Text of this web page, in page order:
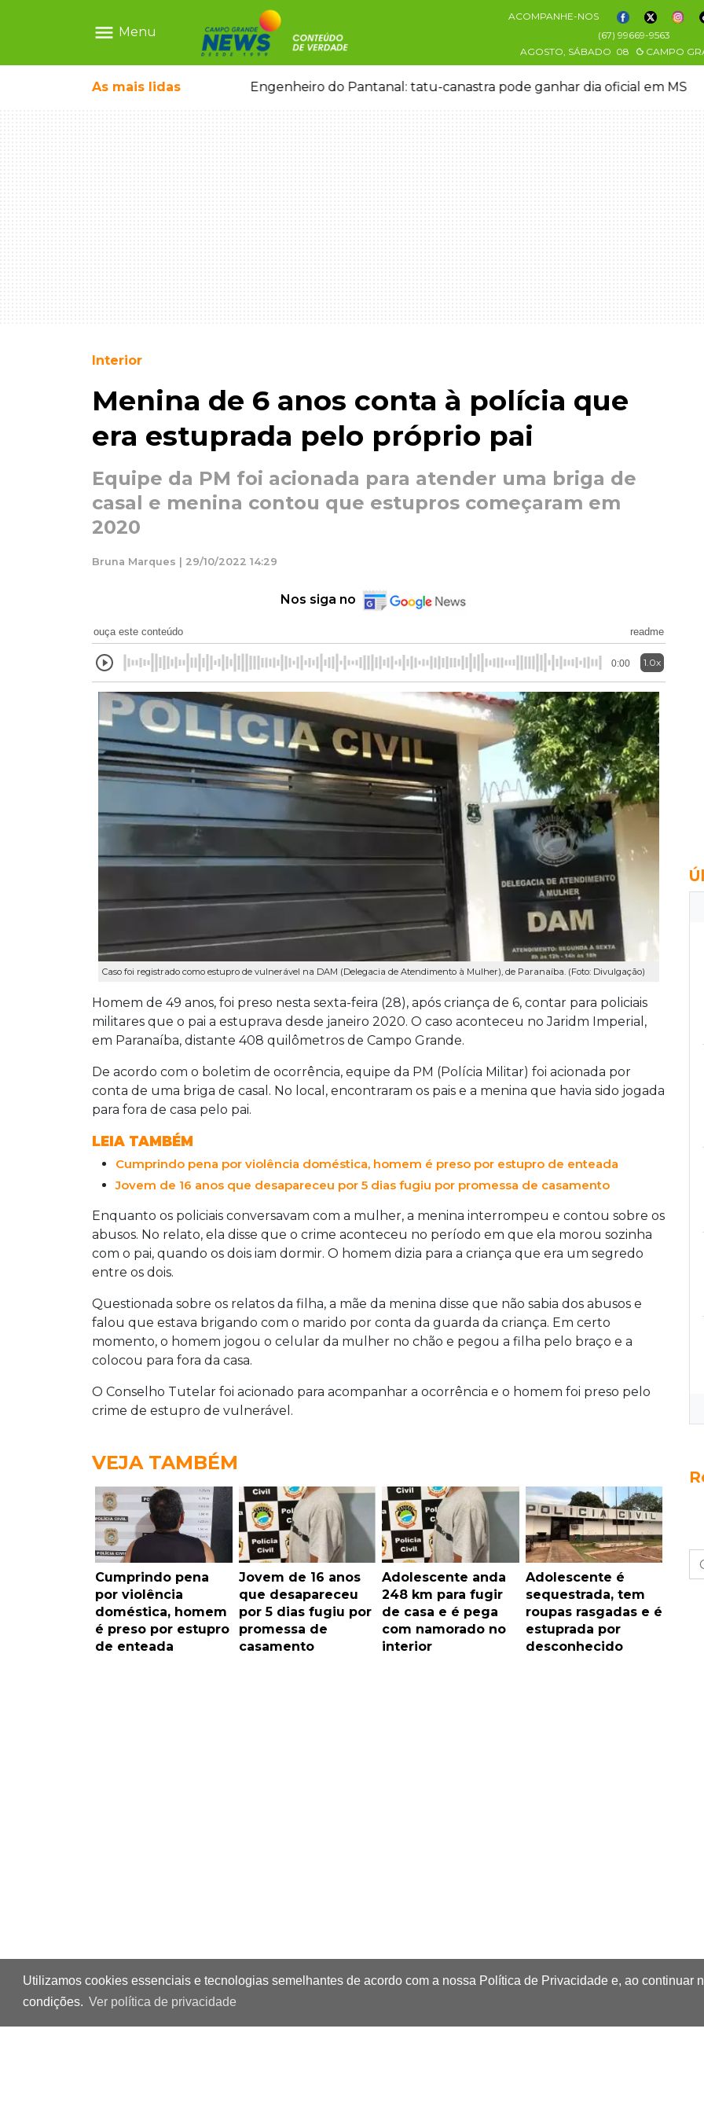
Utilizamos cookies essenciais e tecnologias semelhantes de acordo com a nossa Política de Privacidade e, ao continuar
condições. Ver política de privacidade
menu Menu
ACOMPANHE-NOS
(67) 99669-9563
AGOSTO, SÁBADO 08 CAMPO
As mais lidas
e morre a caminho do hospital Engenheiro do Pantanal: tatu-canastra pode ganhar dia oficial em MS
Interior
Menina de 6 anos conta à polícia que
era estuprada pelo próprio pai
Equipe da PM foi acionada para atender uma briga de
casal e menina contou que estupros começaram em
2020
Bruna Marques | 29/10/2022 14:29
Nos siga no
ouça este conteúdo readme
0:00 1.0x
Caso foi registrado como estupro de vulnerável na DAM (Delegacia de Atendimento à Mulher), de Paranaíba. (Foto: Divulgação)
Homem de 49 anos, foi preso nesta sexta-feira (28), após criança de 6, contar para policiais
militares que o pai a estuprava desde janeiro 2020. O caso aconteceu no Jaridm Imperial,
em Paranaíba, distante 408 quilômetros de Campo Grande.
De acordo com o boletim de ocorrência, equipe da PM (Polícia Militar) foi acionada por
conta de uma briga de casal. No local, encontraram os pais e a menina que havia sido jogada
para fora de casa pelo pai.
LEIA TAMBÉM
Cumprindo pena por violência doméstica, homem é preso por estupro de enteada
Jovem de 16 anos que desapareceu por 5 dias fugiu por promessa de casamento
Enquanto os policiais conversavam com a mulher, a menina interrompeu e contou sobre os
abusos. No relato, ela disse que o crime aconteceu no período em que ela morou sozinha
com o pai, quando os dois iam dormir. O homem dizia para a criança que era um segredo
entre os dois.
Questionada sobre os relatos da filha, a mãe da menina disse que não sabia dos abusos e
falou que estava brigando com o marido por conta da guarda da criança. Em certo
momento, o homem jogou o celular da mulher no chão e pegou a filha pelo braço e a
colocou para fora da casa.
O Conselho Tutelar foi acionado para acompanhar a ocorrência e o homem foi preso pelo
crime de estupro de vulnerável.
VEJA TAMBÉM
Cumprindo pena
por violência
doméstica, homem
é preso por estupro
de enteada
Jovem de 16 anos
que desapareceu
por 5 dias fugiu por
promessa de
casamento
Adolescente anda
248 km para fugir
de casa e é pega
com namorado no
interior
Adolescente é
sequestrada, tem
roupas rasgadas e é
estuprada por
desconhecido